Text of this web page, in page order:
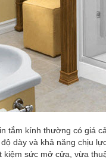
tắm kính thường có giá
dày và khả năng chịu
kiệm sức mở cửa, vừa